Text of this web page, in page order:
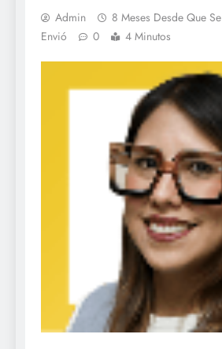
Admin
8 Meses Desde Que Se
Envió
0 4 Minutos